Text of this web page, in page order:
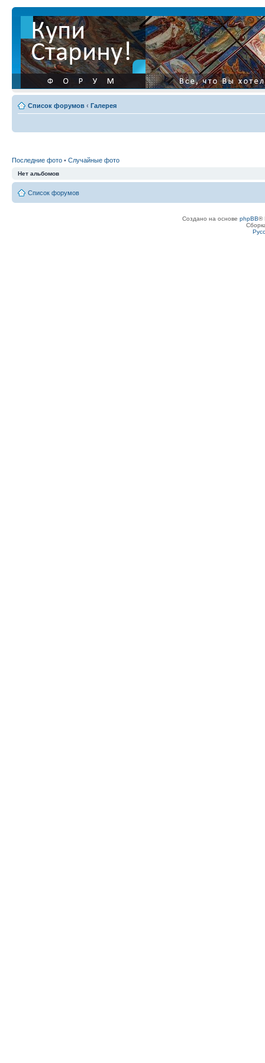
Список форумов ‹ Галерея
Последние фото • Случайные фото
Нет альбомов
Список форумов
Создано на основе phpBB®